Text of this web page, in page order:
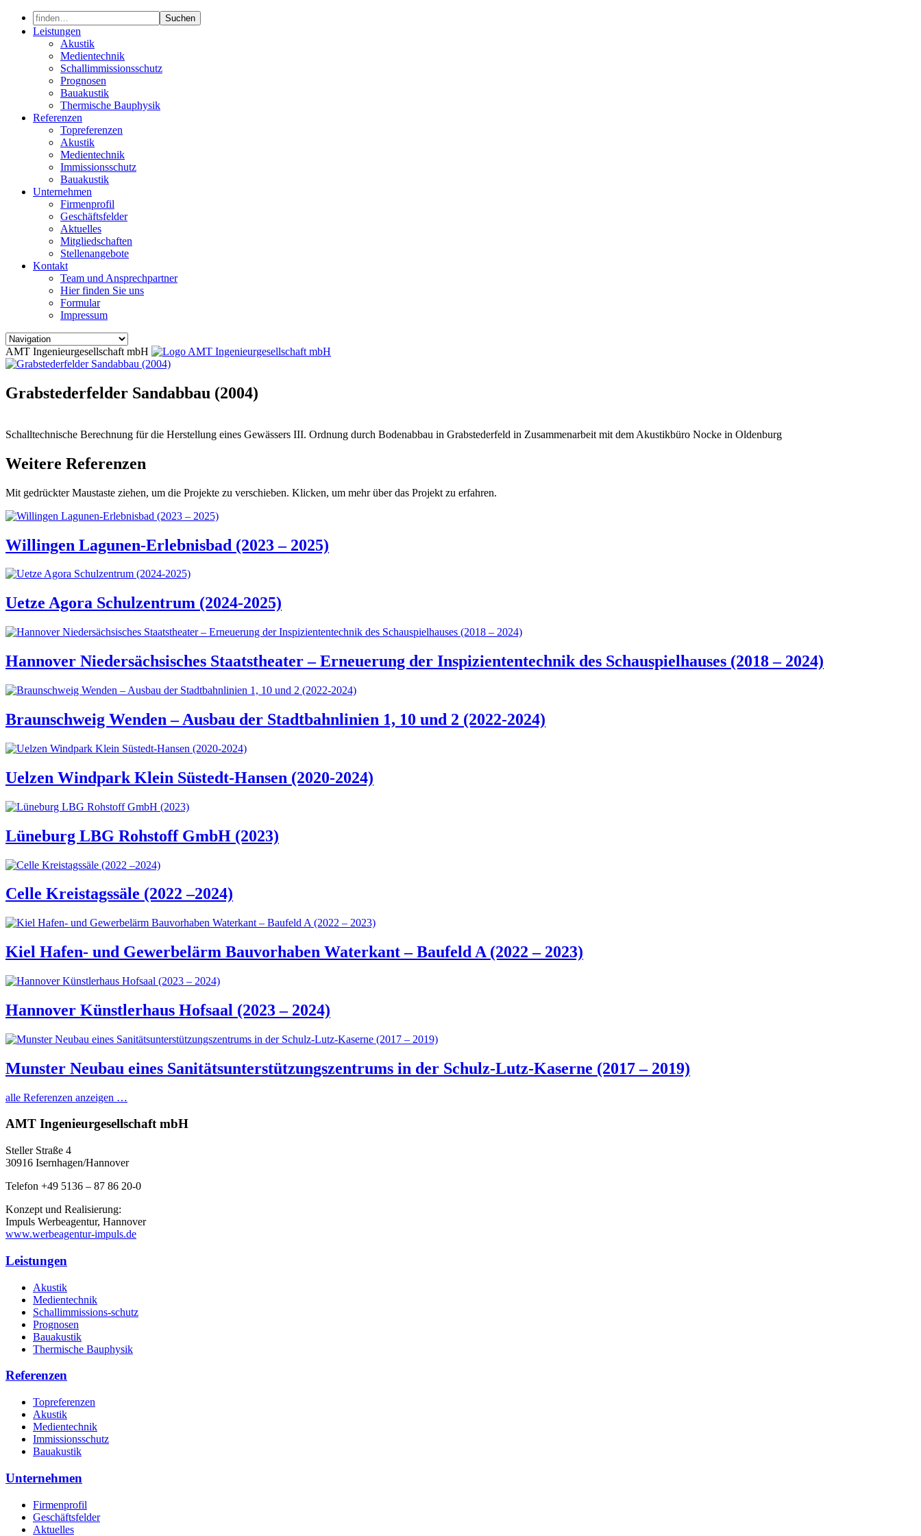
Skip
Leistungen
Akustik
Medientechnik
Schallimmissionsschutz
Prognosen
Bauakustik
Thermische Bauphysik
Referenzen
Topreferenzen
Akustik
Medientechnik
Immissionsschutz
Bauakustik
Unternehmen
Firmenprofil
Geschäftsfelder
Aktuelles
Mitgliedschaften
Stellenangebote
Kontakt
Team und Ansprechpartner
Hier finden Sie uns
Formular
Impressum
AMT Ingenieurgesellschaft mbH
Grabstederfelder Sandabbau (2004)
Schalltechnische Berechnung für die Herstellung eines Gewässers III. Ordnung durch Bodenabbau in Grabstederfeld in Zusammenarbeit mit dem Akustikbüro Nocke in Oldenburg
Weitere Referenzen
Mit gedrückter Maustaste ziehen, um die Projekte zu verschieben. Klicken, um mehr über das Projekt zu erfahren.
Willingen Lagunen-Erlebnisbad (2023 – 2025)
Uetze Agora Schulzentrum (2024-2025)
Hannover Niedersächsisches Staatstheater – Erneuerung der Inspiziententechnik des Schauspielhauses (2018 – 2024)
Braunschweig Wenden – Ausbau der Stadtbahnlinien 1, 10 und 2 (2022-2024)
Uelzen Windpark Klein Süstedt-Hansen (2020-2024)
Lüneburg LBG Rohstoff GmbH (2023)
Celle Kreistagssäle (2022 –2024)
Kiel Hafen- und Gewerbelärm Bauvorhaben Waterkant – Baufeld A (2022 – 2023)
Hannover Künstlerhaus Hofsaal (2023 – 2024)
Munster Neubau eines Sanitätsunterstützungszentrums in der Schulz-Lutz-Kaserne (2017 – 2019)
alle Referenzen anzeigen …
AMT Ingenieurgesellschaft mbH
Steller Straße 4
30916 Isernhagen/Hannover
Telefon +49 5136 – 87 86 20-0
Konzept und Realisierung:
Impuls Werbeagentur, Hannover
www.werbeagentur-impuls.de
Leistungen
Akustik
Medientechnik
Schallimmissions-schutz
Prognosen
Bauakustik
Thermische Bauphysik
Referenzen
Topreferenzen
Akustik
Medientechnik
Immissionsschutz
Bauakustik
Unternehmen
Firmenprofil
Geschäftsfelder
Aktuelles